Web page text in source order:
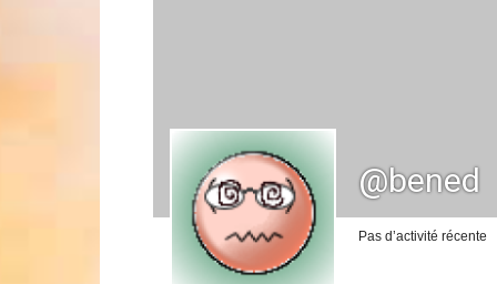
@bened
Pas d’activité récente